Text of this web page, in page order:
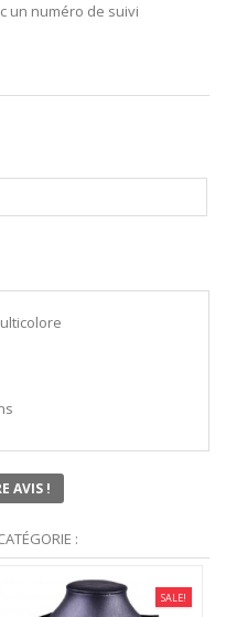
un numéro de suivi
AVIS !
:
SALE!